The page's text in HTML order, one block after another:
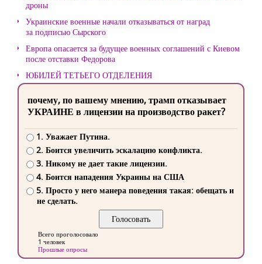
дроны
Украинские военные начали отказываться от наград
за подписью Сырского
Европа опасается за будущее военных соглашений с Киевом
после отставки Федорова
ЮБИЛЕЙ ТЕТЬЕГО ОТДЕЛЕНИЯ
почему, по вашему мнению, трамп отказывает
УКРАИНЕ в лицензии на производство ракет?
1. Уважает Путина.
2. Боится увеличить эскалацию конфликта.
3. Никому не дает такие лицензии.
4. Боится нападения Украины на США
5. Просто у него манера поведения такая: обещать и
не сделать.
Всего проголосовало
1 человек
Прошлые опросы